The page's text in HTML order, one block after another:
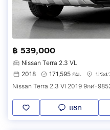
฿ 539,000
Nissan Terra 2.3 VL
2018
171,595 กม.
ประ
Nissan Terra 2.3 Vl 2019 9กศ-
แชท